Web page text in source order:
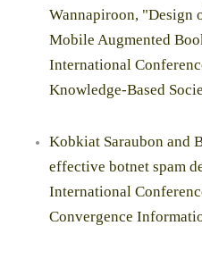
Wannapiroon, "Design
Mobile Augmented
International
Knowledge-Based
Kobkiat Saraubon and
effective botnet spam
International
Convergence